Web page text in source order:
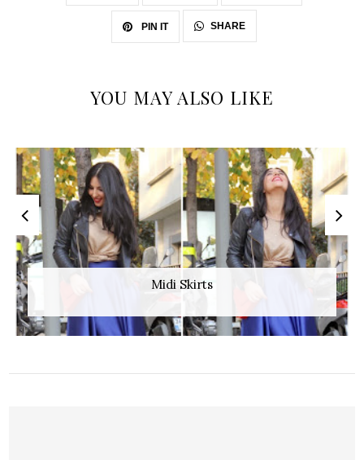
PIN IT SHARE
YOU MAY ALSO LIKE
Midi Skirts